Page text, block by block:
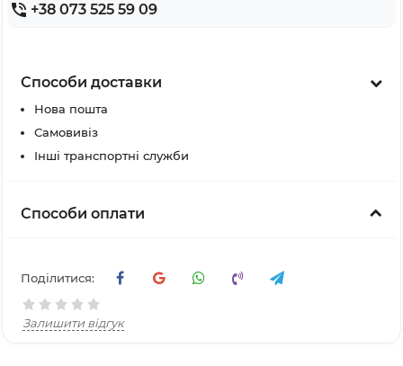
+38 073 525 59 09
Способи доставки
Нова пошта
Самовивіз
Інші транспортні служби
Способи оплати
Поділитися:
Залишити відгук